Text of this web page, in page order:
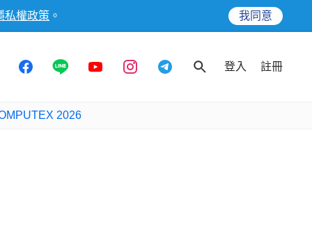
私權政策 。 我同意
登入 註冊
2026